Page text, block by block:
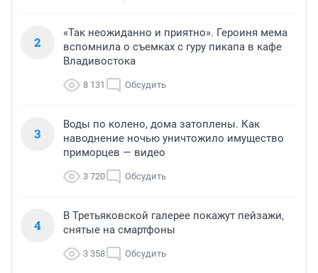
2
«Так неожиданно и приятно». Героиня мема
вспомнила о съемках с гуру пикапа в кафе
Владивостока
8 131 Обсудить
3
Воды по колено, дома затоплены. Как
наводнение ночью уничтожило имущество
приморцев — видео
3 720 Обсудить
4
В Третьяковской галерее покажут пейзажи,
снятые на смартфоны
3 358 Обсудить